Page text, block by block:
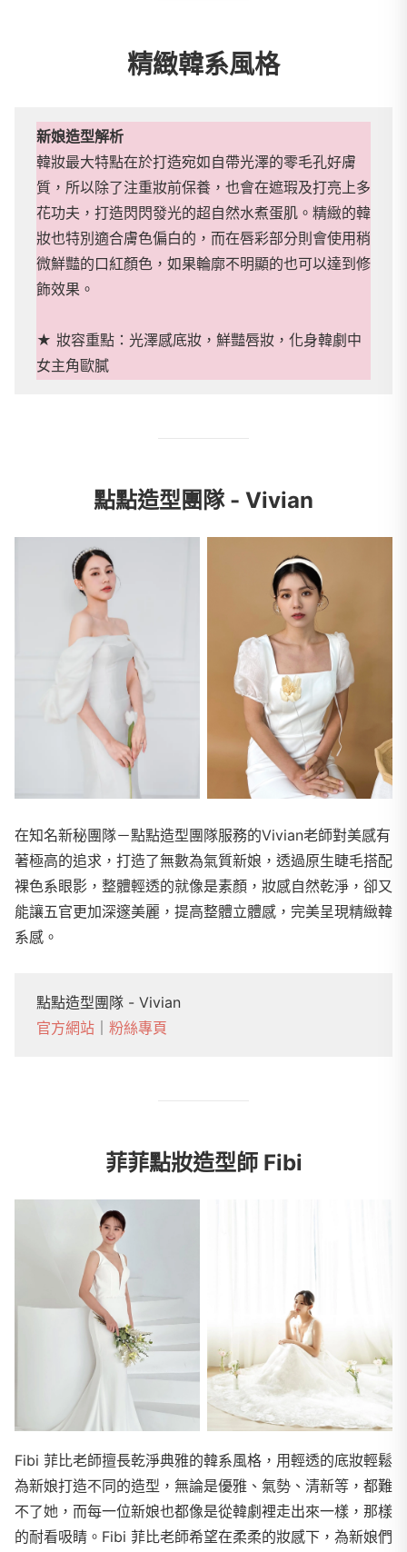
精緻韓系風格
新娘造型解析
韓妝最大特點在於打造宛如自帶光澤的零毛孔好膚
質，所以除了注重妝前保養，也會在遮瑕及打亮上多
花功夫，打造閃閃發光的超自然水煮蛋肌。精緻的韓
妝也特別適合膚色偏白的，而在唇彩部分則會使用稍
微鮮豔的口紅顏色，如果輪廓不明顯的也可以達到修
飾效果。
★ 妝容重點：光澤感底妝，鮮豔唇妝，化身韓劇中
女主角歐膩
點點造型團隊 - Vivian
在知名新秘團隊－點點造型團隊服務的Vivian老師對美感有
著極高的追求，打造了無數為氣質新娘，透過原生睫毛搭配
裸色系眼影，整體輕透的就像是素顏，妝感自然乾淨，卻又
能讓五官更加深邃美麗，提高整體立體感，完美呈現精緻韓
系感。
點點造型團隊 - Vivian
官方網站
粉絲專頁
菲菲點妝造型師 Fibi
Fibi 菲比老師擅長乾淨典雅的韓系風格，用輕透的底妝輕鬆
為新娘打造不同的造型，無論是優雅、氣勢、清新等，都難
不了她，而每一位新娘也都像是從韓劇裡走出來一樣，那樣
的耐看吸睛。Fibi 菲比老師希望在柔柔的妝感下，為新娘們